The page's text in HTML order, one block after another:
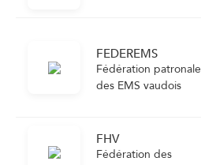
FEDEREMS
Fédération patronale
des EMS vaudois
FHV
Fédération des